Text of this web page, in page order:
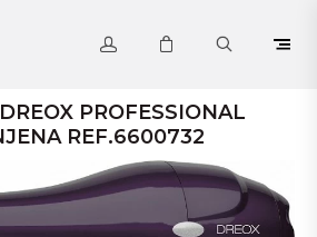
PROFESSIONAL
REF.6600732